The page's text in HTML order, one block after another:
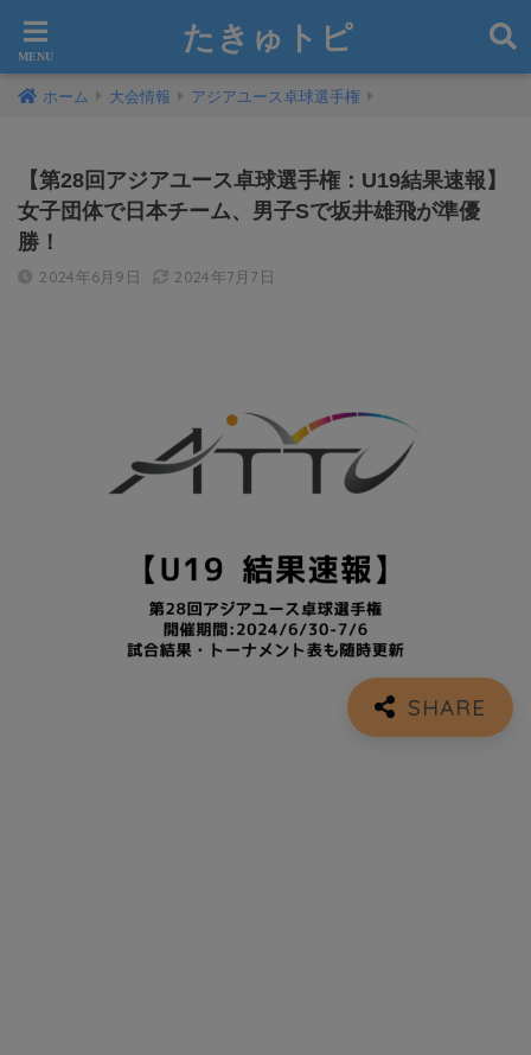
たきゅトピ
ホーム 大会情報 アジアユース卓球選手権
【第28回アジアユース卓球選手権：U19結果速報】
女子団体で日本チーム、男子Sで坂井雄飛が準優
勝！
2024年6月9日 2024年7月7日